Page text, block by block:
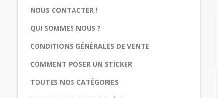
NOUS CONTACTER !
QUI SOMMES NOUS ?
CONDITIONS GÉNÉRALES DE VENTE
COMMENT POSER UN STICKER
TOUTES NOS CATÉGORIES